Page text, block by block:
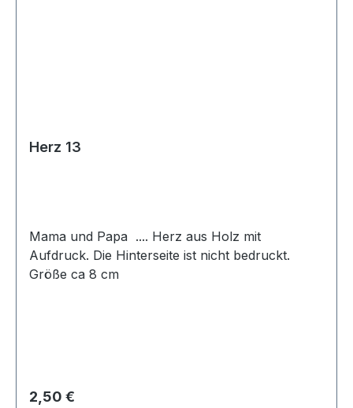
Herz 13
Mama und Papa .... Herz aus Holz mit
Aufdruck. Die Hinterseite ist nicht bedruckt.
Größe ca 8 cm
Regulärer Preis:
2,50 €